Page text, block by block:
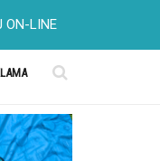
ON-LINE